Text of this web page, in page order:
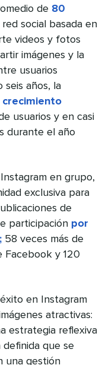
de 80
red social basada en
videos y fotos
imágenes y la
usuarios
seis años, la
crecimiento
usuarios y en casi
durante el año
en grupo,
exclusiva para
de
participación por
58 veces más de
Facebook y 120
en Instagram
atractivas:
estrategia reflexiva
que se
una gestión